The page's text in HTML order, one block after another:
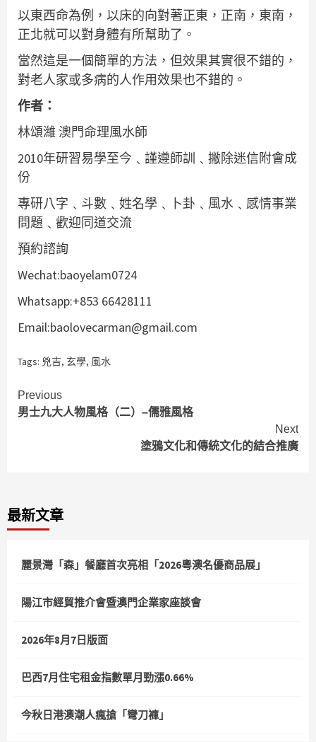
以東西命為例，以床的向對著正東，正南，東南，
正北就可以對身體有所幫助了。
當然這是一個簡單的方法，但效果其實很不錯的，
對老人家或多病的人作用效果也不錯的。
作者：
林頌濰 澳門命理風水師
2010年研習易學至今﹑謹遵師訓﹑撇除迷信附會成
份
專研八字﹑斗數﹑姓名學﹑卜卦﹑風水﹑感情事業
問題﹑歡迎同道交流
預約諮詢
Wechat:baoyelam0724
Whatsapp:+853 66428111
Email:baolovecarman@gmail.com
Tags: 兇吉, 玄學, 風水
Continue
Reading
Previous
男士九大人物風格（二）–儒雅風格
Next
塗鴉文化和傳統文化的結合推廣
最新文章
麗景灣「森」餐廳首次亮相「2026粵澳名優商品展」
陽江市經貿推介會暨澳門企業家座談會
2026年8月7日版面
巴西7月住宅租金指數單月勁漲0.66%
今秋日港澳潮人瘋搶「彎刀褲」